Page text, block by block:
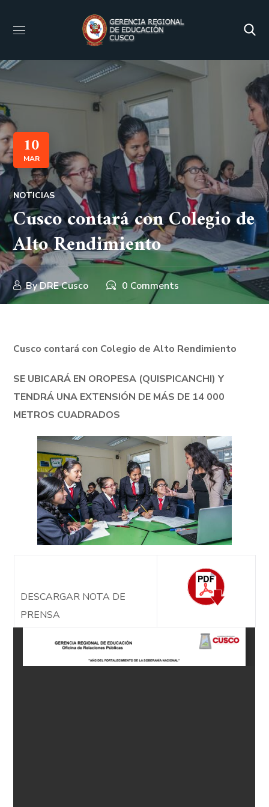
10
MAR
NOTICIAS
Cusco contará con Colegio de
Alto Rendimiento
ByDRE Cusco 0 Comments
Cusco contará con Colegio de Alto Rendimiento
SE UBICARÁ EN OROPESA (QUISPICANCHI) Y
TENDRÁ UNA EXTENSIÓN DE MÁS DE 14 000
METROS CUADRADOS
DESCARGAR NOTA DE
PRENSA